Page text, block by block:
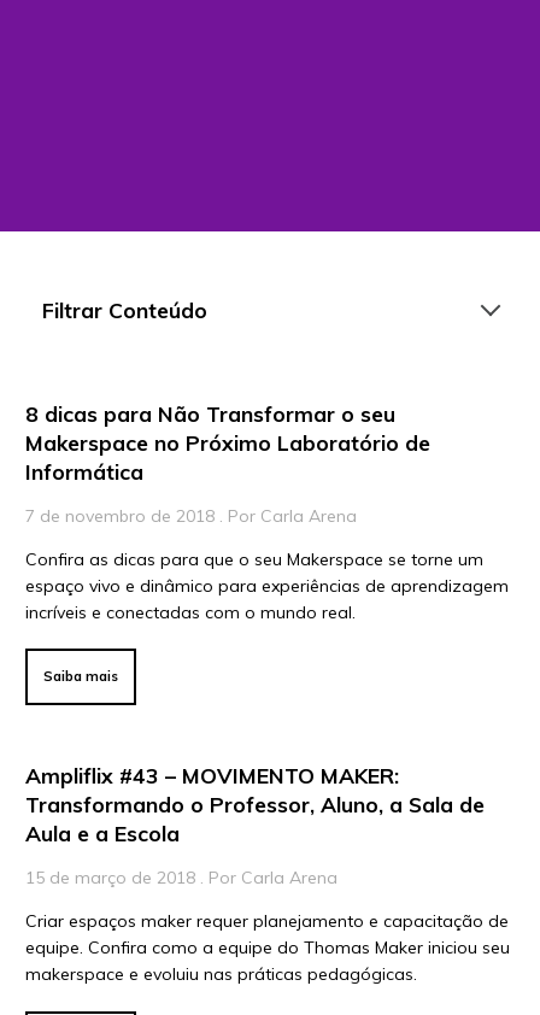
Filtrar Conteúdo
Artigos
Playlists
Vídeos
Para Educadores
Para Instituições
8 dicas para Não Transformar o seu
Makerspace no Próximo Laboratório de
Informática
7 de novembro de 2018 . Por Carla Arena
Confira as dicas para que o seu Makerspace se torne um
espaço vivo e dinâmico para experiências de aprendizagem
incríveis e conectadas com o mundo real.
Saiba mais
Ampliflix #43 – MOVIMENTO MAKER:
Transformando o Professor, Aluno, a Sala de
Aula e a Escola
15 de março de 2018 . Por Carla Arena
Criar espaços maker requer planejamento e capacitação de
equipe. Confira como a equipe do Thomas Maker iniciou seu
makerspace e evoluiu nas práticas pedagógicas.